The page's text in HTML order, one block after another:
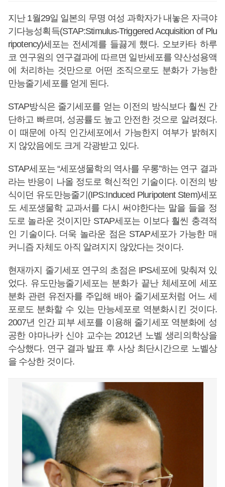
지난 1월29일 일본의 무명 여성 과학자가 내놓은 자극야
기다능성획득(STAP:Stimulus-Triggered Acquisition of Plu
ripotency)세포는 전세계를 들끓게 했다. 오보카타 하루
코 연구원의 연구결과에 따르면 일반세포를 약산성용액
에 처리하는 것만으로 어떤 조직으로도 분화가 가능한
만능줄기세포를 얻게 된다.
STAP방식은 줄기세포를 얻는 이전의 방식보다 훨씬 간
단하고 빠르며, 성공률도 높고 안전한 것으로 알려졌다.
이 때문에 아직 인간세포에서 가능한지 여부가 밝혀지
지 않았음에도 크게 각광받고 있다.
STAP세포는 “세포생물학의 역사를 우롱”하는 연구 결과
라는 반응이 나올 정도로 혁신적인 기술이다. 이전의 방
식이던 유도만능줄기(IPS:Induced Pluripotent Stem)세포
도 세포생물학 교과서를 다시 써야한다는 말을 들을 정
도로 놀라운 것이지만 STAP세포는 이보다 훨씬 충격적
인 기술이다. 더욱 놀라운 점은 STAP세포가 가능한 매
커니즘 자체도 아직 알려지지 않았다는 것이다.
현재까지 줄기세포 연구의 초점은 IPS세포에 맞춰져 있
었다. 유도만능줄기세포는 분화가 끝난 체세포에 세포
분화 관련 유전자를 주입해 배아 줄기세포처럼 어느 세
포로도 분화할 수 있는 만능세포로 역분화시킨 것이다.
2007년 인간 피부 세포를 이용해 줄기세포 역분화에 성
공한 야마나카 신야 교수는 2012년 노벨 생리의학상을
수상했다. 연구 결과 발표 후 사상 최단시간으로 노벨상
을 수상한 것이다.